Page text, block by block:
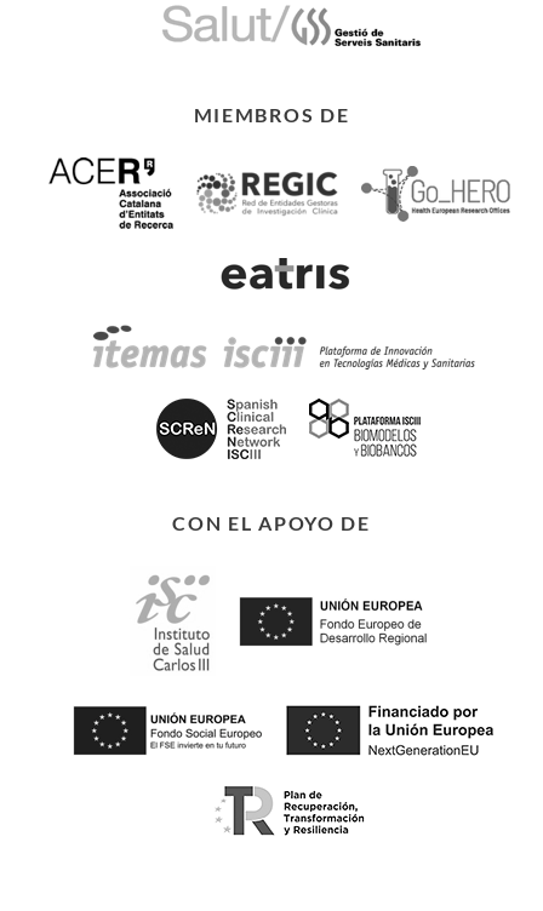
MIEMBROS DE
CON EL APOYO DE